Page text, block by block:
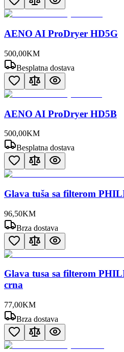
AENO AI ProDryer HD5G
500,00KM
Besplatna dostava
AENO AI ProDryer HD5B
500,00KM
Besplatna dostava
Glava tuša sa filterom
96,50KM
Brza dostava
Glava tusa sa filterom
crna
77,00KM
Brza dostava